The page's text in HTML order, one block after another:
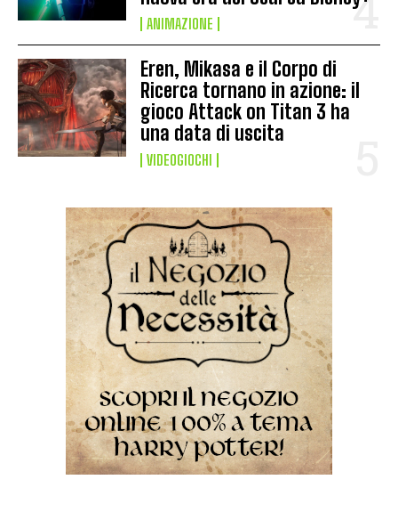
ANIMAZIONE
Eren, Mikasa e il Corpo di
Ricerca tornano in azione: il
gioco Attack on Titan 3 ha
una data di uscita
VIDEOGIOCHI